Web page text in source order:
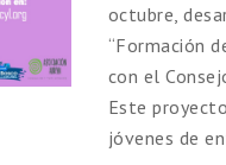
octubre,
“Formación
con el
Este
jóvenes de